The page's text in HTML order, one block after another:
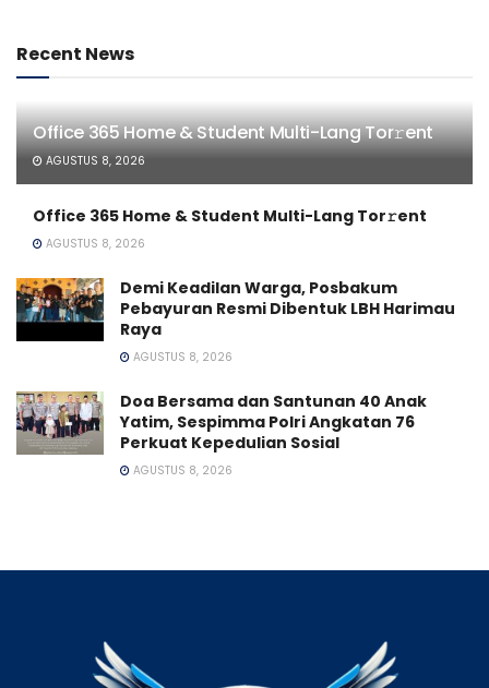
Recent News
Office 365 Home & Student Multi-Lang Tor𝚛ent
AGUSTUS 8, 2026
Office 365 Home & Student Multi-Lang Tor𝚛ent
AGUSTUS 8, 2026
Demi Keadilan Warga, Posbakum
Pebayuran Resmi Dibentuk LBH Harimau
Raya
AGUSTUS 8, 2026
Doa Bersama dan Santunan 40 Anak
Yatim, Sespimma Polri Angkatan 76
Perkuat Kepedulian Sosial
AGUSTUS 8, 2026